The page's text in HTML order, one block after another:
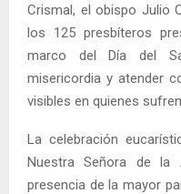
Crismal, el obispo Julio
los 125 presbíteros
marco del Día del
misericordia y atender
visibles en quienes sufren.
La celebración
Nuestra Señora de
presencia de la mayor